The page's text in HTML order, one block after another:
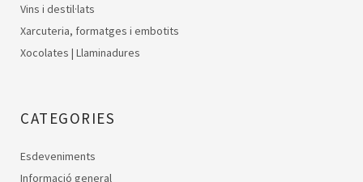
Vins i destil·lats
Xarcuteria, formatges i embotits
Xocolates | Llaminadures
CATEGORIES
Esdeveniments
Informació general